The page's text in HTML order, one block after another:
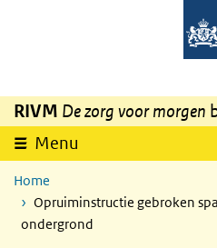
Overslaan en naar de inhoud gaan
RIVM De zorg voor morgen
Menu
Home
Opruiminstructie gebroken
ondergrond